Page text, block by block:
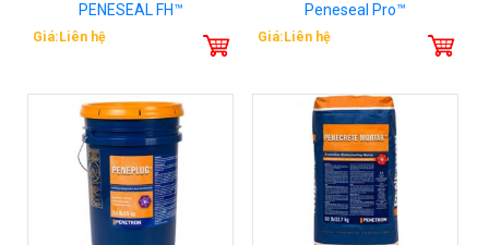
PENESEAL FH™
Giá:Liên hệ
Peneseal Pro™
Giá:Liên hệ